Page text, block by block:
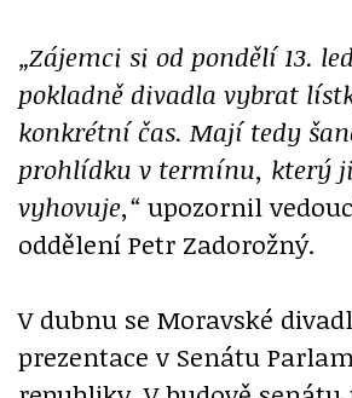
„Zájemci si od pondělí 13.
pokladně divadla vybrat
konkrétní čas. Mají tedy
prohlídku v termínu, který
vyhovuje,“ upozornil
oddělení Petr Zadorožný.
V dubnu se Moravské
prezentace v Senátu